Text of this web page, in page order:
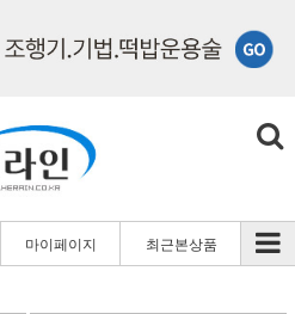
마이페이지
최근본상품